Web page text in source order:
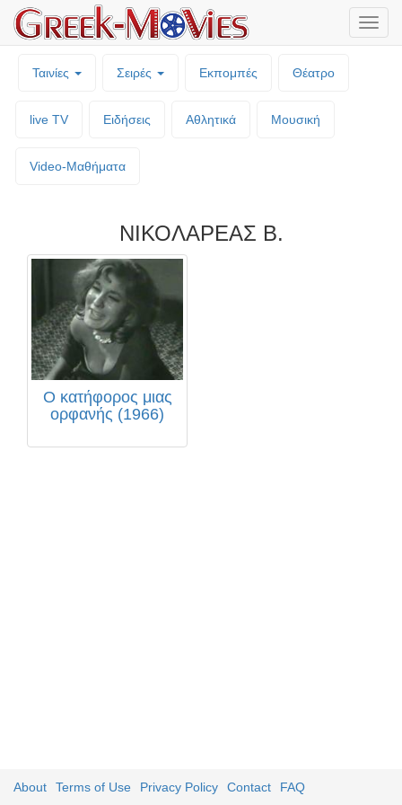
Ταινίες Σειρές Εκπομπές Θέατρο
live TV Ειδήσεις Αθλητικά Μουσική
Video-Mαθήματα
ΝΙΚΟΛΑΡΕΑΣ Β.
Ο κατήφορος μιας
ορφανής (1966)
About Terms of Use Privacy Policy Contact FAQ